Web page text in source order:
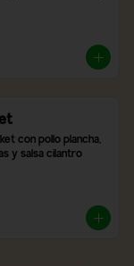
con pollo plancha,
y salsa cilantro